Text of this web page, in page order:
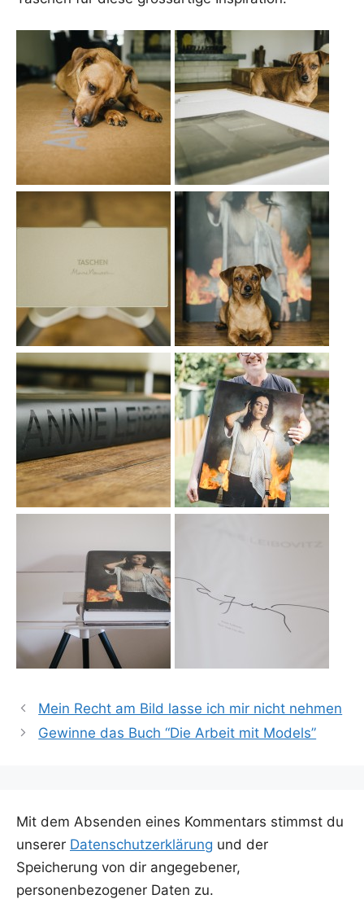
Mein Recht am Bild lasse ich mir nicht nehmen
Gewinne das Buch “Die Arbeit mit Models”
Mit dem Absenden eines Kommentars stimmst du
unserer Datenschutzerklärung und der
Speicherung von dir angegebener,
personenbezogener Daten zu.